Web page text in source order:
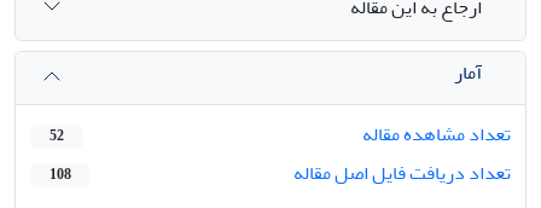
ارجاع به این مقاله
آمار
تعداد مشاهده مقاله
52
تعداد دریافت فایل اصل مقاله 108